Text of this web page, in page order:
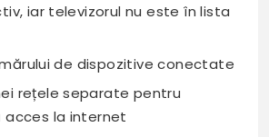
iar televizorul nu este în lista
de dispozitive conectate
rețele separate pentru
acces la internet